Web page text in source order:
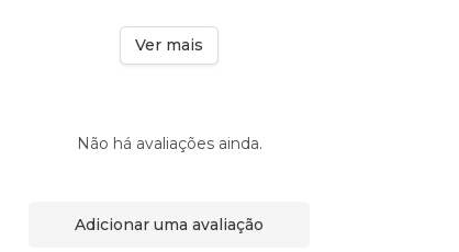
Ver mais
Não há avaliações ainda.
Adicionar uma avaliação